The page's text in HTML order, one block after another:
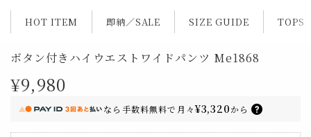
HOT ITEM 即納／SALE SIZE GUIDE TOPS
ボタン付きハイウエストワイドパンツ Me1868
¥9,980
なら 手数料無料で 月々¥3,320から